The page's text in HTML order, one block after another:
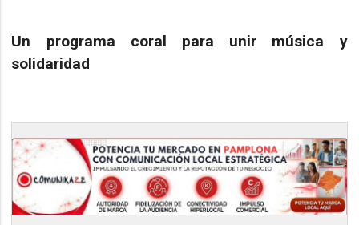
Un programa coral para unir música y
solidaridad